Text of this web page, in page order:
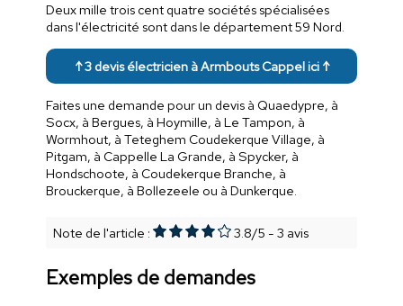
Deux mille trois cent quatre sociétés spécialisées
dans l'électricité sont dans le département 59 Nord.
↑ 3 devis électricien à Armbouts Cappel ici ↑
Faites une demande pour un devis à Quaedypre, à
Socx, à Bergues, à Hoymille, à Le Tampon, à
Wormhout, à Teteghem Coudekerque Village, à
Pitgam, à Cappelle La Grande, à Spycker, à
Hondschoote, à Coudekerque Branche, à
Brouckerque, à Bollezeele ou à Dunkerque.
Note de l'article : 3.8/5 - 3 avis
Exemples de demandes